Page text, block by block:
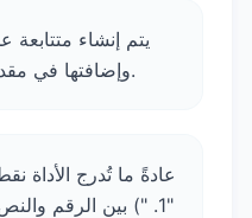
وإضافتها في مقدمة كل سطر من النص.
عادةً ما تُدرج الأداة
"1. ") بين الرقم